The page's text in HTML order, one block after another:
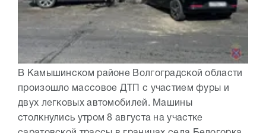
В Камышинском районе Волгоградской области
произошло массовое ДТП с участием фуры и
двух легковых автомобилей. Машины
столкнулись утром 8 августа на участке